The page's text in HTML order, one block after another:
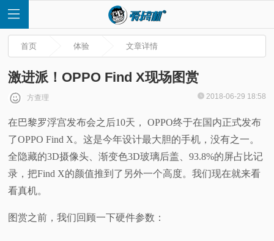
页
快
首页 体验 文章详情
激进派！OPPO Find X现场图赏
方查理 2018-06-29 18:58
在巴黎罗浮宫发布会之后10天， OPPO终于在国内正式发布
了OPPO Find X。这是今年设计最大胆的手机，没有之一。
全隐藏的3D摄像头、渐变色3D玻璃后盖、93.8%的屏占比记
录，把Find X的颜值推到了另外一个高度。我们现在就来看
看真机。
图赏之前，我们回顾一下硬件参数：